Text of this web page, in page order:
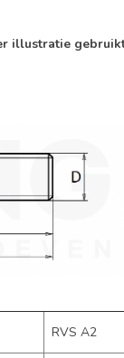
illustratie
RVS A2